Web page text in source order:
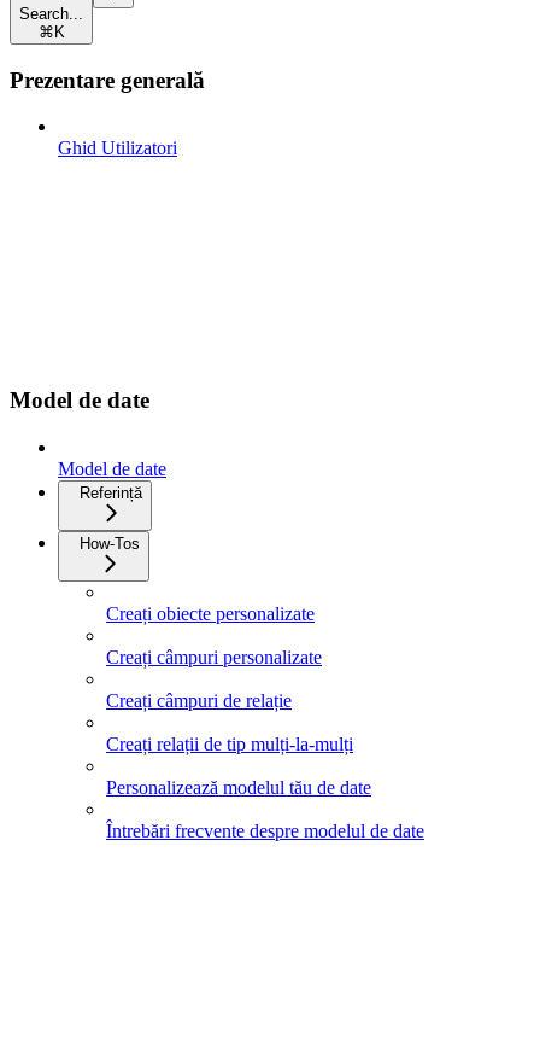
Search...
⌘ K
Prezentare generală
Ghid Utilizatori
Model de date
Model de date
Referință
How-Tos
Creați obiecte personalizate
Creați câmpuri personalizate
Creați câmpuri de relație
Creați relații de tip mulți-la-mulți
Personalizează modelul tău de date
Întrebări frecvente despre modelul de date